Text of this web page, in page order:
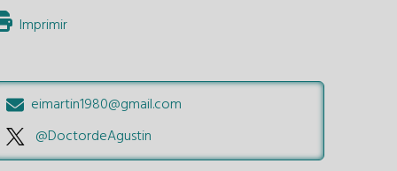
Imprimir
eimartin1980@gmail.com
@DoctordeAgustin